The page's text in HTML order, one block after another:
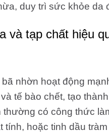
duy trì sức khỏe da
và tạp chất hiệu
nhờn hoạt động
tế bào chết, tạo
thường có công thức
tính, hoặc tinh dầu